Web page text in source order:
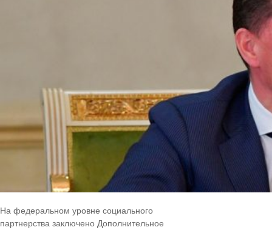
На федеральном уровне социального
партнерства заключено Дополнительное